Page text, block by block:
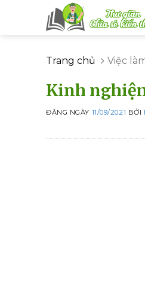
Trang chủ Việc
Kinh
ĐĂNG NGÀY 11/09/2021 BỞI